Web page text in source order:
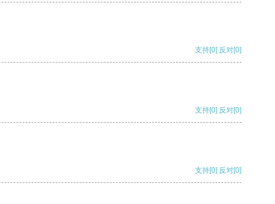
支持[0] 反对[0]
支持[0] 反对[0]
支持[0] 反对[0]